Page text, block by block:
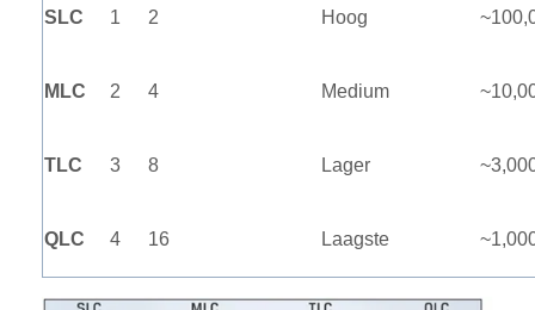
SLC 1 2 Hoog
MLC 2 4 Medium
TLC 3 8 Lager
QLC 4 16 Laagste